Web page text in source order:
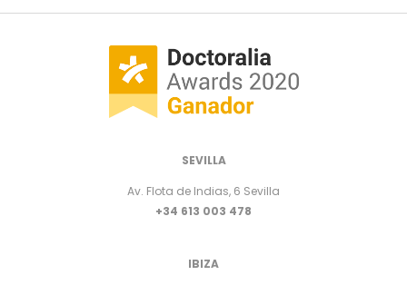
SEVILLA
Av. Flota de Indias, 6 Sevilla
+34 613 003 478
IBIZA